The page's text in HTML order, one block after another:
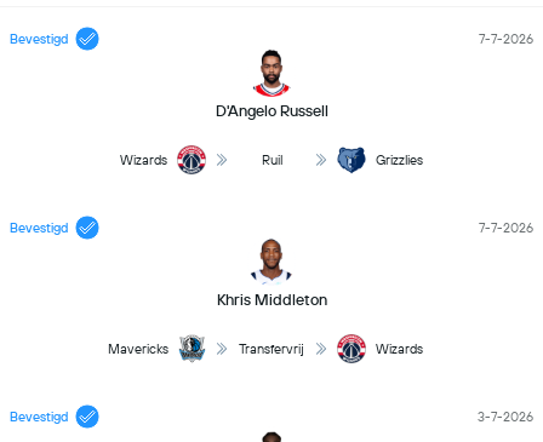
Bevestigd
D'Angelo Russell
7-7-2026
Wizards Ruil Grizzlies
Bevestigd
Khris Middleton
7-7-2026
Mavericks Transfervrij Wizards
Bevestigd 3-7-2026